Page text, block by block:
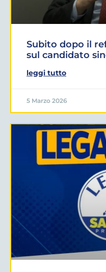
Subito dopo il
sul candidato
leggi tutto
5 Marzo 2026